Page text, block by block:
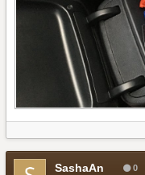
SashaAn 0